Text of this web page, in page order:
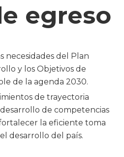
egreso
necesidades del Plan
y los Objetivos de
de la agenda 2030.
de trayectoria
de competencias
la eficiente toma
desarrollo del país.